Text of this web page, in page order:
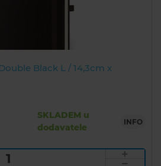
Black L / 14,3cm x
SKLADEM u
dodavatele
INFO